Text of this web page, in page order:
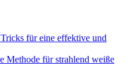
für eine effektive und
Methode für strahlend weiße